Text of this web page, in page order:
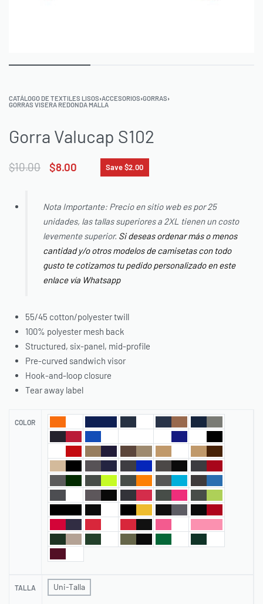
CATÁLOGO DE TEXTILES LISOS›ACCESORIOS›GORRAS›
GORRAS VISERA REDONDA MALLA
Gorra Valucap S102
$10.00 $8.00 Save $2.00
Nota Importante: Precio en sitio web es por 25
unidades, las tallas superiores a 2XL tienen un costo
levemente superior. Si deseas ordenar más o menos
cantidad y/o otros modelos de camisetas con todo
gusto te cotizamos tu pedido personalizado en este
enlace vía Whatsapp
55/45 cotton/polyester twill
100% polyester mesh back
Structured, six-panel, mid-profile
Pre-curved sandwich visor
Hook-and-loop closure
Tear away label
COLOR
TALLA Uni-Talla